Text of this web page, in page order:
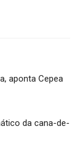
aponta Cepea
da cana-de-